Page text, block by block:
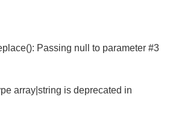
Passing null to parameter #3
array|string is deprecated in